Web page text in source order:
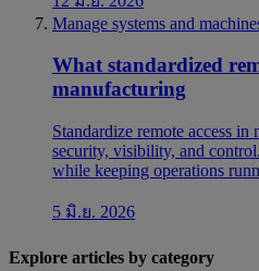
Manage systems and
What standardized
manufacturing
Standardize remote access
security, visibility, and
while keeping operations
5 มิ.ย. 2026
Explore articles by category